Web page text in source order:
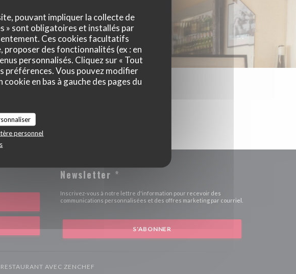
pouvant impliquer la collecte de
» sont obligatoires et installés par
Ces cookies facultatifs
des fonctionnalités (ex : en
personnalisés. Cliquez sur « Tout
préférences. Vous pouvez modifier
en bas à gauche des pages du
personnel
Newsletter *
Inscrivez-vous à notre lettre d'information pour recevoir des
communications personnalisées et des offres marketing par courriel.
S'ABONNER
AVEC ZENCHEF